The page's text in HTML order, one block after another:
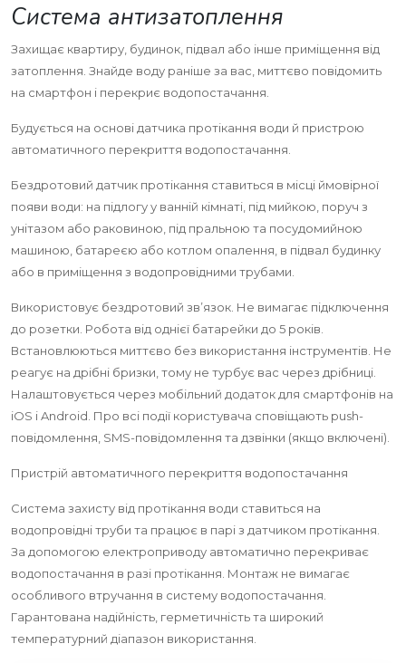
Система антизатоплення
Захищає квартиру, будинок, підвал або інше приміщення від
затоплення. Знайде воду раніше за вас, миттєво повідомить
на смартфон і перекриє водопостачання.
Будується на основі датчика протікання води й пристрою
автоматичного перекриття водопостачання.
Бездротовий датчик протікання ставиться в місці ймовірної
появи води: на підлогу у ванній кімнаті, під мийкою, поруч з
унітазом або раковиною, під пральною та посудомийною
машиною, батареєю або котлом опалення, в підвал будинку
або в приміщення з водопровідними трубами.
Використовує бездротовий зв’язок. Не вимагає підключення
до розетки. Робота від однієї батарейки до 5 років.
Встановлюються миттєво без використання інструментів. Не
реагує на дрібні бризки, тому не турбує вас через дрібниці.
Налаштовується через мобільний додаток для смартфонів на
iOS і Android. Про всі події користувача сповіщають push-
повідомлення, SMS-повідомлення та дзвінки (якщо включені).
Пристрій автоматичного перекриття водопостачання
Система захисту від протікання води ставиться на
водопровідні труби та працює в парі з датчиком протікання.
За допомогою електроприводу автоматично перекриває
водопостачання в разі протікання. Монтаж не вимагає
особливого втручання в систему водопостачання.
Гарантована надійність, герметичність та широкий
температурний діапазон використання.